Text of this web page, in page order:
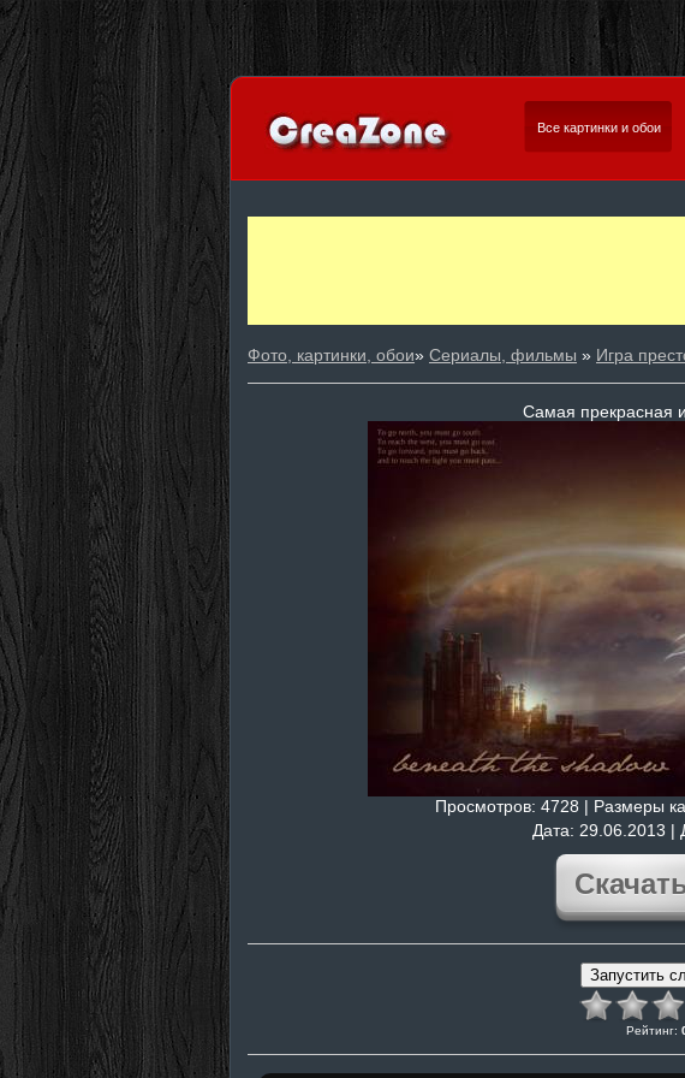
Все картинки и обои
Фото, картинки, обои» Сериалы, фильмы » Игра
Самая прекрасная
Просмотров: 4728 | Размеры
Дата: 29.06.2013 |
Рейтинг: